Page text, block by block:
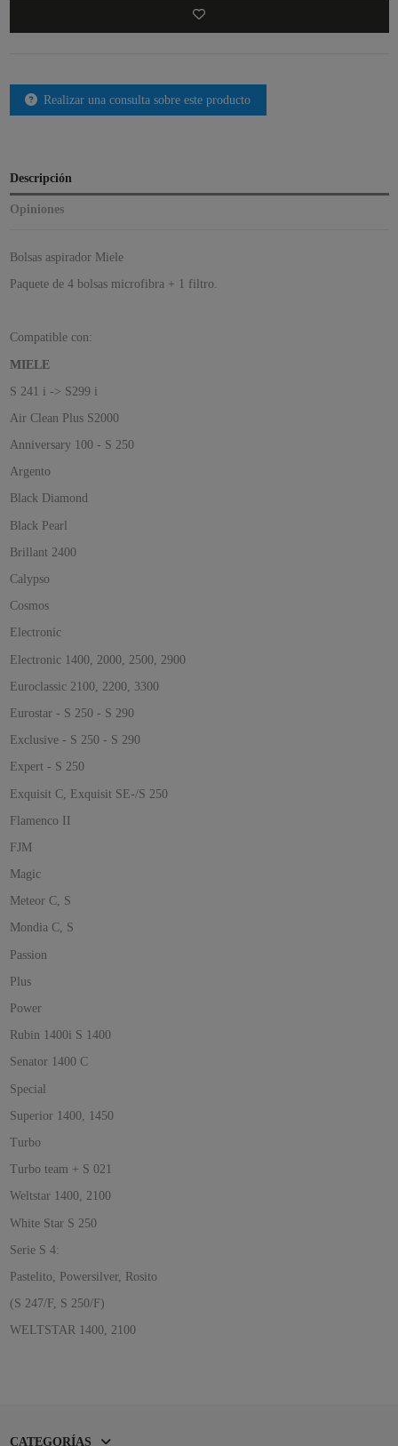
Realizar una consulta sobre este producto
Descripción
Opiniones
Bolsas aspirador Miele
Paquete de 4 bolsas microfibra + 1 filtro.
Compatible con:
MIELE
S 241 i -> S299 i
Air Clean Plus S2000
Anniversary 100 - S 250
Argento
Black Diamond
Black Pearl
Brillant 2400
Calypso
Cosmos
Electronic
Electronic 1400, 2000, 2500, 2900
Euroclassic 2100, 2200, 3300
Eurostar - S 250 - S 290
Exclusive - S 250 - S 290
Expert - S 250
Exquisit C, Exquisit SE-/S 250
Flamenco II
FJM
Magic
Meteor C, S
Mondia C, S
Passion
Plus
Power
Rubin 1400i S 1400
Senator 1400 C
Special
Superior 1400, 1450
Turbo
Turbo team + S 021
Weltstar 1400, 2100
White Star S 250
Serie S 4:
Pastelito, Powersilver, Rosito
(S 247/F, S 250/F)
WELTSTAR 1400, 2100
CATEGORÍAS